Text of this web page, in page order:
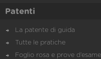
Patenti
La patente di guida
Tutte le pratiche
Foglio rosa e prove d’esame